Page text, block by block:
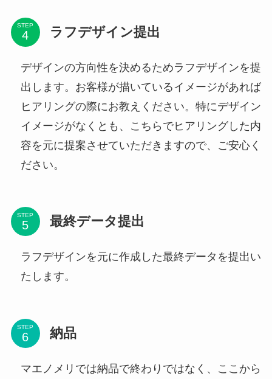
STEP ラフデザイン提出
デザインの方向性を決めるためラフデザインを提
出します。お客様が描いているイメージがあれば
ヒアリングの際にお教えください。特にデザイン
イメージがなくとも、こちらでヒアリングした内
容を元に提案させていただきますので、ご安心く
ださい。
STEP 最終データ提出
ラフデザインを元に作成した最終データを提出い
たします。
STEP 納品
マエノメリでは納品で終わりではなく、ここから